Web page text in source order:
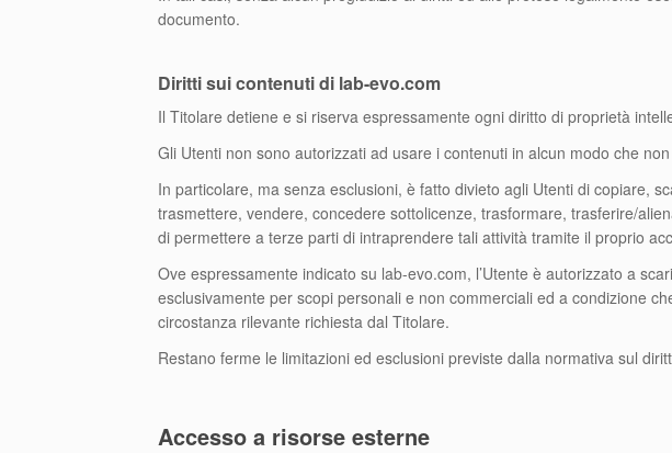
documento.
Diritti sui contenuti di lab-evo.com
Il Titolare detiene e si riserva espressamente ogni diritto di proprietà
Gli Utenti non sono autorizzati ad usare i contenuti in alcun modo che
In particolare, ma senza esclusioni, è fatto divieto agli Utenti di copiare,
trasmettere, vendere, concedere sottolicenze, trasformare, trasferire/
di permettere a terze parti di intraprendere tali attività tramite il proprio
Ove espressamente indicato su lab-evo.com, l’Utente è autorizzato a
esclusivamente per scopi personali e non commerciali ed a condizione
circostanza rilevante richiesta dal Titolare.
Restano ferme le limitazioni ed esclusioni previste dalla normativa sul
Accesso a risorse esterne